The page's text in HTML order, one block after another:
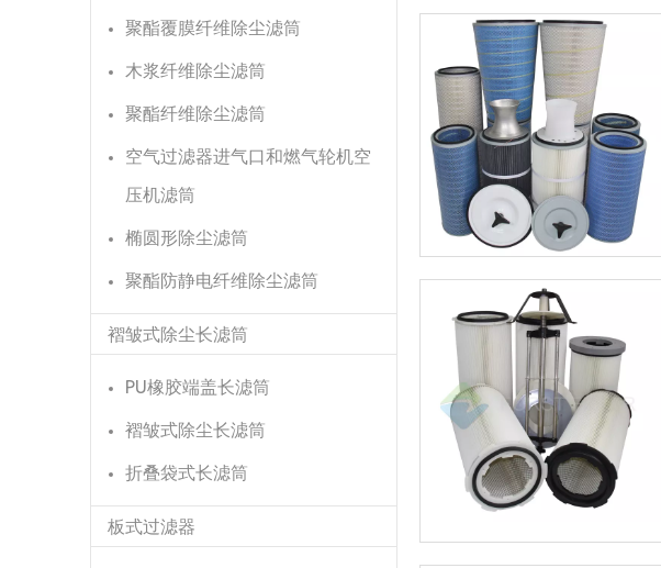
聚酯覆膜纤维除尘滤筒
木浆纤维除尘滤筒
聚酯纤维除尘滤筒
空气过滤器进气口和燃气轮机空
压机滤筒
椭圆形除尘滤筒
聚酯防静电纤维除尘滤筒
褶皱式除尘长滤筒
PU橡胶端盖长滤筒
褶皱式除尘长滤筒
折叠袋式长滤筒
板式过滤器